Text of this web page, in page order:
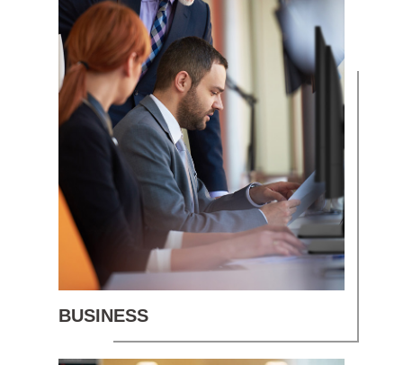
BUSINESS